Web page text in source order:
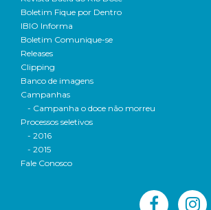
Boletim Fique por Dentro
IBIO Informa
Boletim Comunique-se
Releases
Clipping
Banco de imagens
Campanhas
- Campanha o doce não morreu
Processos seletivos
- 2016
- 2015
Fale Conosco